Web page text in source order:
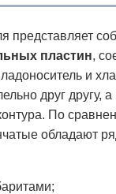
представляет
пластин,
и
друг другу, а
По
обладают